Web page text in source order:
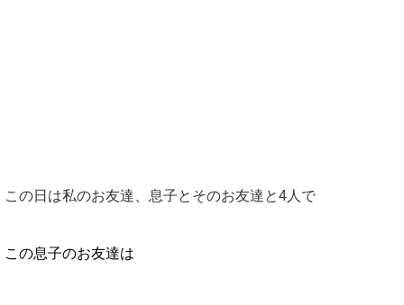
この日は私のお友達、息子とそのお友達と4人で
この息子のお友達は